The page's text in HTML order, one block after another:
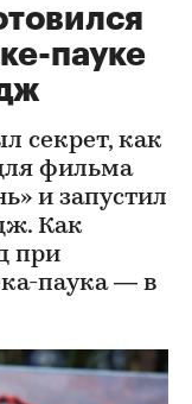
пауке
секрет, как
фильма
и запустил
Как
при
паука — в